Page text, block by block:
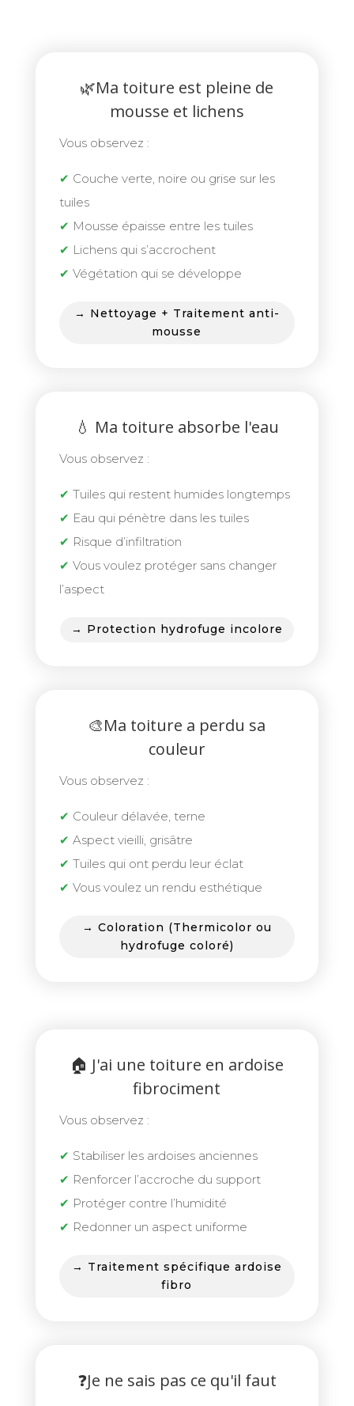
🌿Ma toiture est pleine de
mousse et lichens
Vous observez :
✔ Couche verte, noire ou grise sur les
tuiles
✔ Mousse épaisse entre les tuiles
✔ Lichens qui s’accrochent
✔ Végétation qui se développe
→ Nettoyage + Traitement anti-
mousse
💧 Ma toiture absorbe l'eau
Vous observez :
✔ Tuiles qui restent humides longtemps
✔ Eau qui pénètre dans les tuiles
✔ Risque d’infiltration
✔ Vous voulez protéger sans changer
l’aspect
→ Protection hydrofuge incolore
🎨Ma toiture a perdu sa
couleur
Vous observez :
✔ Couleur délavée, terne
✔ Aspect vieilli, grisâtre
✔ Tuiles qui ont perdu leur éclat
✔ Vous voulez un rendu esthétique
→ Coloration (Thermicolor ou
hydrofuge coloré)
🏠 J'ai une toiture en ardoise
fibrociment
Vous observez :
✔ Stabiliser les ardoises anciennes
✔ Renforcer l’accroche du support
✔ Protéger contre l’humidité
✔ Redonner un aspect uniforme
→ Traitement spécifique ardoise
fibro
❓Je ne sais pas ce qu'il faut